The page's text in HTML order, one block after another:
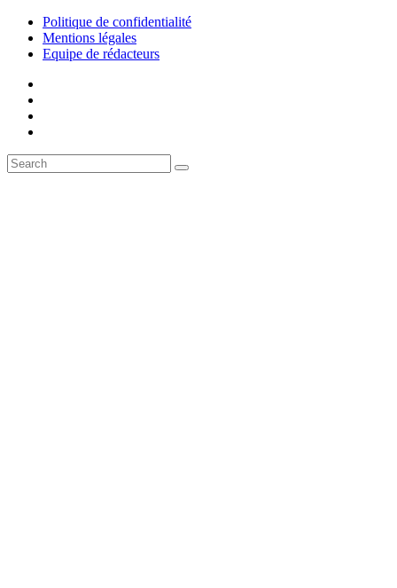
Politique de confidentialité
Mentions légales
Equipe de rédacteurs